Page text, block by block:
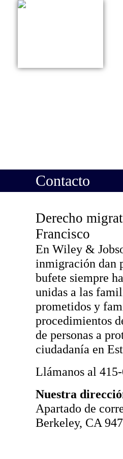
Contacto
Derecho
Francisco
En Wiley &
inmigración dan
bufete siempre
unidas a las
prometidos y
procedimientos
de personas a
ciudadanía en
Llámanos al
Nuestra
Apartado de
Berkeley, CA